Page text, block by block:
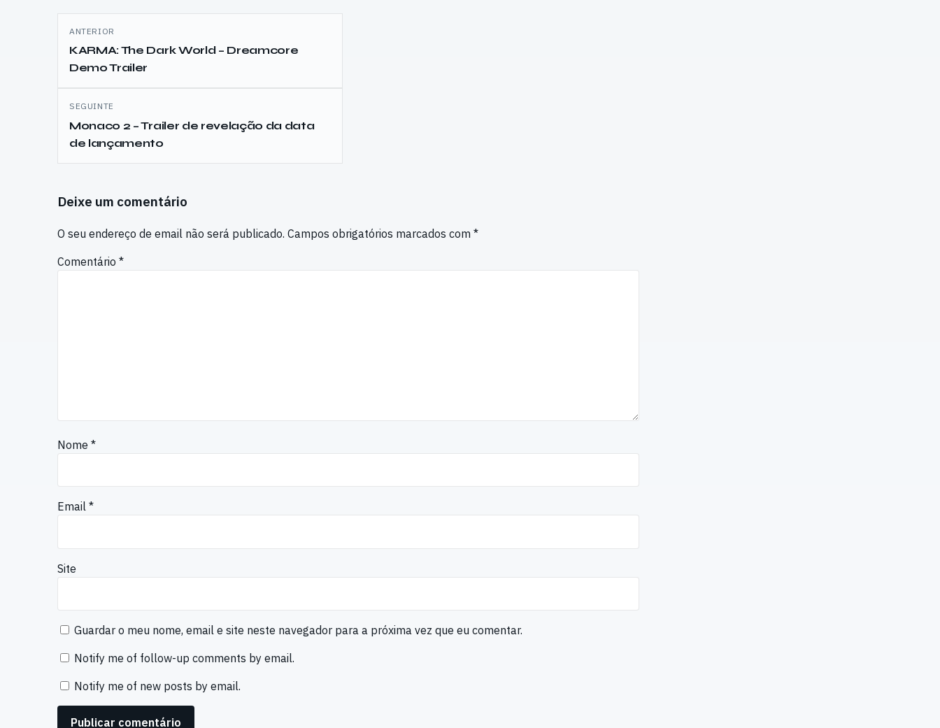
Navegação
de
artigos
ANTERIOR
KARMA: The Dark World – Dreamcore
Demo Trailer
SEGUINTE
Monaco 2 – Trailer de revelação da data
de lançamento
Deixe um comentário
O seu endereço de email não será publicado. Campos obrigatórios marcados com *
Comentário *
Nome *
Email *
Site
Guardar o meu nome, email e site neste navegador para a próxima vez que eu comentar.
Notify me of follow-up comments by email.
Notify me of new posts by email.